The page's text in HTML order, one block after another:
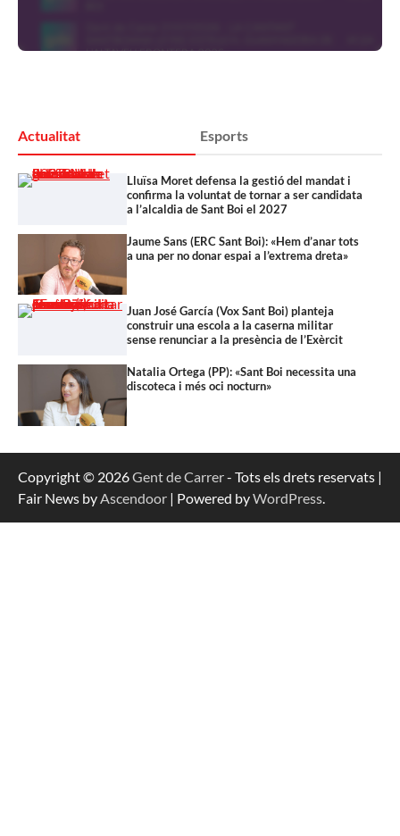
Actualitat Esports
Lluïsa Moret defensa la gestió del mandat i
confirma la voluntat de tornar a ser candidata
a l’alcaldia de Sant Boi el 2027
Jaume Sans (ERC Sant Boi): «Hem d’anar tots
a una per no donar espai a l’extrema dreta»
Juan José García (Vox Sant Boi) planteja
construir una escola a la caserna militar
sense renunciar a la presència de l’Exèrcit
Natalia Ortega (PP): «Sant Boi necessita una
discoteca i més oci nocturn»
Copyright © 2026Gent de Carrer- Tots els drets reservats |
Fair News byAscendoor | Powered byWordPress.